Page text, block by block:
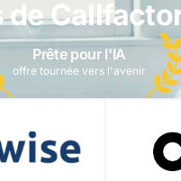
Prête pour l'IA
offre tournée vers l'avenir